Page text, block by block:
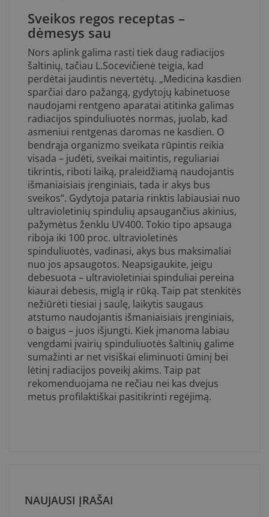
Sveikos regos receptas –
dėmesys sau
Nors aplink galima rasti tiek daug radiacijos
šaltinių, tačiau L.Socevičienė teigia, kad
perdėtai jaudintis nevertėtų. „Medicina kasdien
sparčiai daro pažangą, gydytojų kabinetuose
naudojami rentgeno aparatai atitinka galimas
radiacijos spinduliuotės normas, juolab, kad
asmeniui rentgenas daromas ne kasdien. O
bendrąja organizmo sveikata rūpintis reikia
visada – judėti, sveikai maitintis, reguliariai
tikrintis, riboti laiką, praleidžiamą naudojantis
išmaniaisiais įrenginiais, tada ir akys bus
sveikos“. Gydytoja pataria rinktis labiausiai nuo
ultravioletinių spindulių apsaugančius akinius,
pažymėtus ženklu UV400. Tokio tipo apsauga
riboja iki 100 proc. ultravioletinės
spinduliuotės, vadinasi, akys bus maksimaliai
nuo jos apsaugotos. Neapsigaukite, jeigu
debesuota – ultravioletiniai spinduliai pereina
kiaurai debesis, miglą ir rūką. Taip pat stenkitės
nežiūrėti tiesiai į saulę, laikytis saugaus
atstumo naudojantis išmaniaisiais įrenginiais,
o baigus – juos išjungti. Kiek įmanoma labiau
vengdami įvairių spinduliuotės šaltinių galime
sumažinti ar net visiškai eliminuoti ūminį bei
lėtinį radiacijos poveikį akims. Taip pat
rekomenduojama ne rečiau nei kas dvejus
metus profilaktiškai pasitikrinti regėjimą.
NAUJAUSI ĮRAŠAI